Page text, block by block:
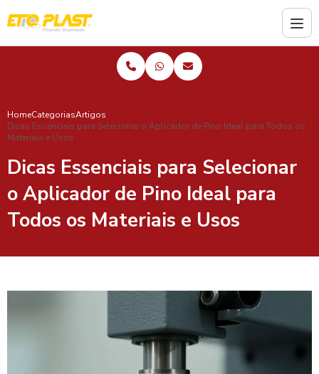
HomeCategoriasArtigos
Dicas Essenciais para Selecionar o Aplicador de Pino Ideal para Todos os
Materiais e Usos
Dicas Essenciais para Selecionar
o Aplicador de Pino Ideal para
Todos os Materiais e Usos